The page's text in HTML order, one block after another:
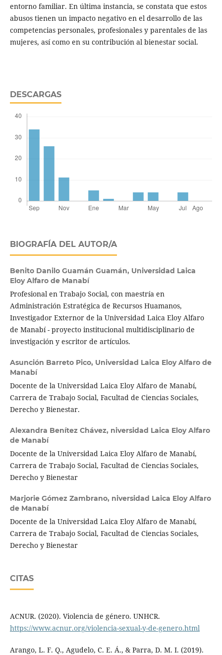
entorno familiar. En última instancia, se constata que estos
abusos tienen un impacto negativo en el desarrollo de las
competencias personales, profesionales y parentales de las
mujeres, así como en su contribución al bienestar social.
DESCARGAS
BIOGRAFÍA DEL AUTOR/A
Benito Danilo Guamán Guamán, Universidad Laica
Eloy Alfaro de Manabí
Profesional en Trabajo Social, con maestría en
Administración Estratégica de Recursos Huamanos,
Investigador Externor de la Universidad Laica Eloy Alfaro
de Manabí - proyecto institucional multidisciplinario de
investigación y escritor de artículos.
Asunción Barreto Pico, Universidad Laica Eloy Alfaro de
Manabí
Docente de la Universidad Laica Eloy Alfaro de Manabí,
Carrera de Trabajo Social, Facultad de Ciencias Sociales,
Derecho y Bienestar.
Alexandra Benítez Chávez, niversidad Laica Eloy Alfaro
de Manabí
Docente de la Universidad Laica Eloy Alfaro de Manabí,
Carrera de Trabajo Social, Facultad de Ciencias Sociales,
Derecho y Bienestar
Marjorie Gómez Zambrano, niversidad Laica Eloy Alfaro
de Manabí
Docente de la Universidad Laica Eloy Alfaro de Manabí,
Carrera de Trabajo Social, Facultad de Ciencias Sociales,
Derecho y Bienestar
CITAS
ACNUR. (2020). Violencia de género. UNHCR.
https://www.acnur.org/violencia-sexual-y-de-genero.html
Arango, L. F. Q., Agudelo, C. E. Á., & Parra, D. M. I. (2019).